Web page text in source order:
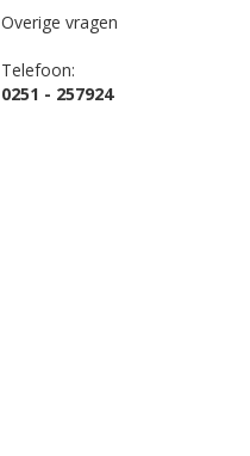
Overige vragen
Telefoon:
0251 - 257924